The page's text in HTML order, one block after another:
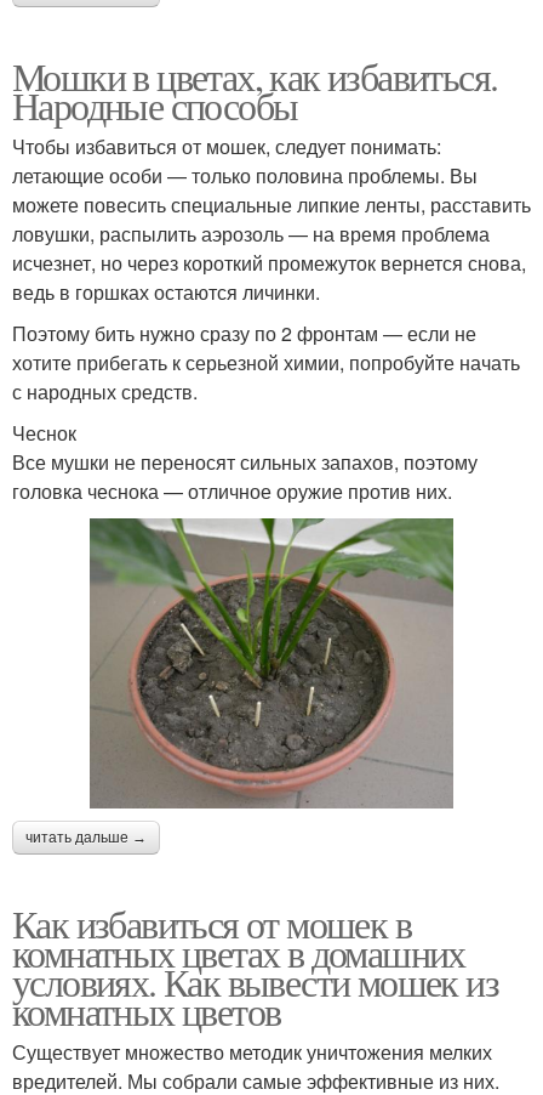
Мошки в цветах, как избавиться.
Народные способы
Чтобы избавиться от мошек, следует понимать:
летающие особи — только половина проблемы. Вы
можете повесить специальные липкие ленты, расставить
ловушки, распылить аэрозоль — на время проблема
исчезнет, но через короткий промежуток вернется снова,
ведь в горшках остаются личинки.
Поэтому бить нужно сразу по 2 фронтам — если не
хотите прибегать к серьезной химии, попробуйте начать
с народных средств.
Чеснок
Все мушки не переносят сильных запахов, поэтому
головка чеснока — отличное оружие против них.
читать дальше →
Как избавиться от мошек в
комнатных цветах в домашних
условиях. Как вывести мошек из
комнатных цветов
Существует множество методик уничтожения мелких
вредителей. Мы собрали самые эффективные из них.